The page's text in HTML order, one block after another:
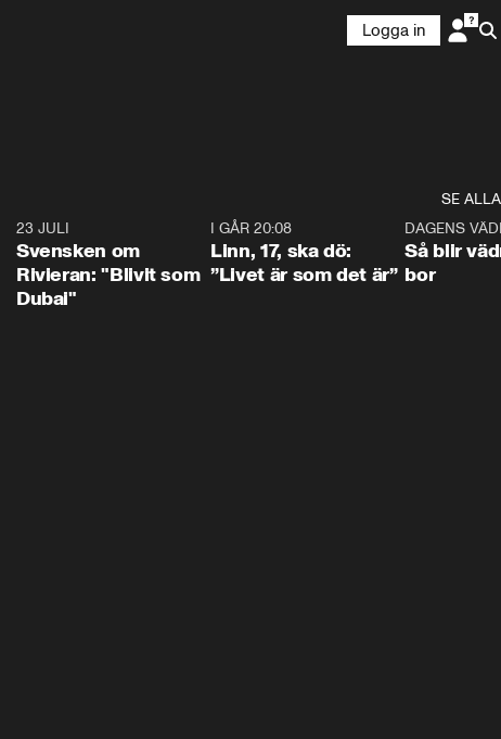
Logga in
SE ALLA
23 JULI
Svensken om
Rivieran: "Blivit som
Dubai"
I GÅR 20:08
Linn, 17, ska dö:
”Livet är som det är”
DAGENS
Så blir
bor